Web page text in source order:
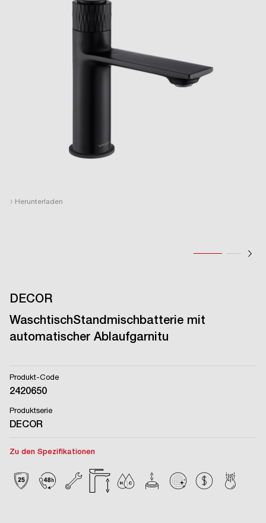
› Herunterladen
DECOR
WaschtischStandmischbatterie mit
automatischer Ablaufgarnitu
Produkt-Code
2420650
Produktserie
DECOR
Zu den Spezifikationen